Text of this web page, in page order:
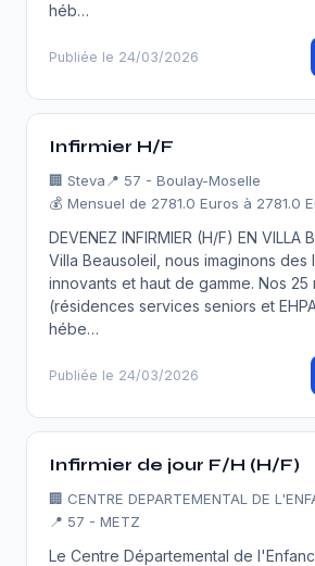
héb…
Publiée le 24/03/2026
Infirmier H/F
🏢 Steva 📍 57 - Boulay-Moselle
💰 Mensuel de 2781.0 Euros à 2781.0
DEVENEZ INFIRMIER (H/F) EN VILLA
Villa Beausoleil, nous imaginons des
innovants et haut de gamme. Nos 25
(résidences services seniors et
hébe…
Publiée le 24/03/2026
Infirmier de jour F/H (H/F)
🏢 CENTRE DEPARTEMENTAL DE
📍 57 - METZ
Le Centre Départemental de